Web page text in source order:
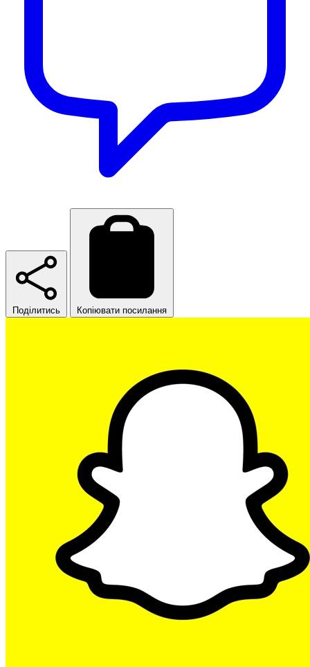
Поділитись Копіювати посилання